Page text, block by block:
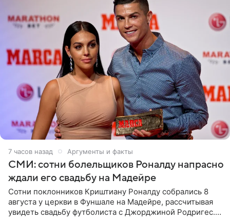
7 часов назад Аргументы и факты
СМИ: сотни болельщиков Роналду напрасно
ждали его свадьбу на Мадейре
Сотни поклонников Криштиану Роналду собрались 8
августа у церкви в Фуншале на Мадейре, рассчитывая
увидеть свадьбу футболиста с Джорджиной Родригес.